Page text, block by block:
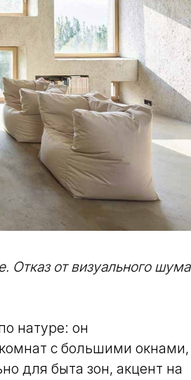
от визуального шума
натуре: он
с большими окнами,
для быта зон, акцент на